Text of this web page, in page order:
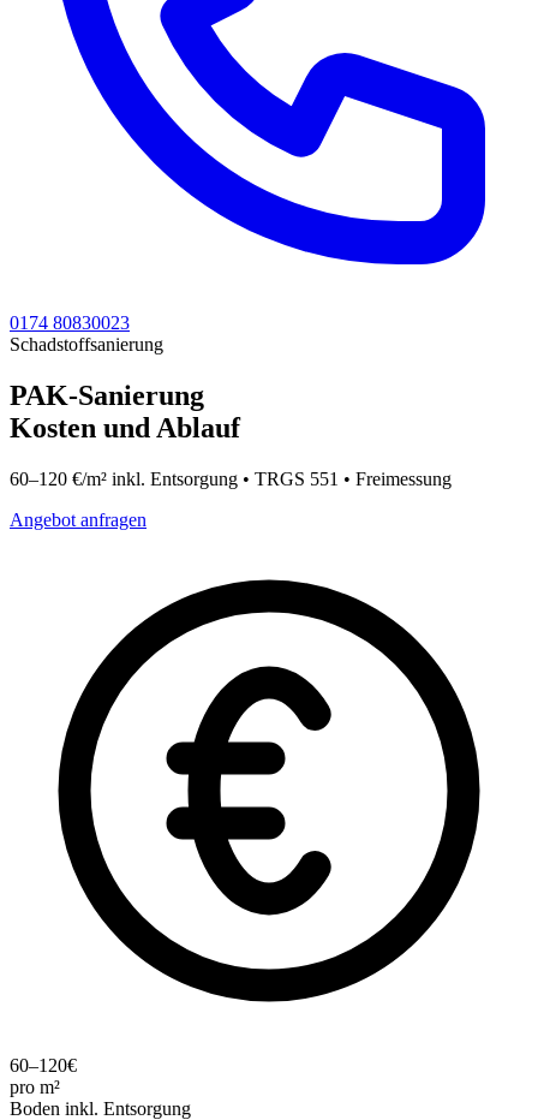
0174 80830023
Schadstoffsanierung
PAK-Sanierung
Kosten und Ablauf
60–120 €/m² inkl. Entsorgung • TRGS 551 • Freimessung
Angebot anfragen
60–120€
pro m²
Boden inkl. Entsorgung